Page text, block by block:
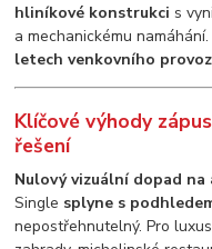
hliníkové konstrukci s
a mechanickému
letech venkovního
Klíčové výhody
řešení
Nulový vizuální dopad
Single splyne s
nepostřehnutelný. Pro